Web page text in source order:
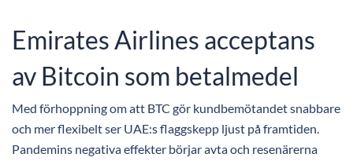
Emirates Airlines acceptans
av Bitcoin som betalmedel
Med förhoppning om att BTC gör kundbemötandet snabbare
och mer flexibelt ser UAE:s flaggskepp ljust på framtiden.
Pandemins negativa effekter börjar avta och resenärerna